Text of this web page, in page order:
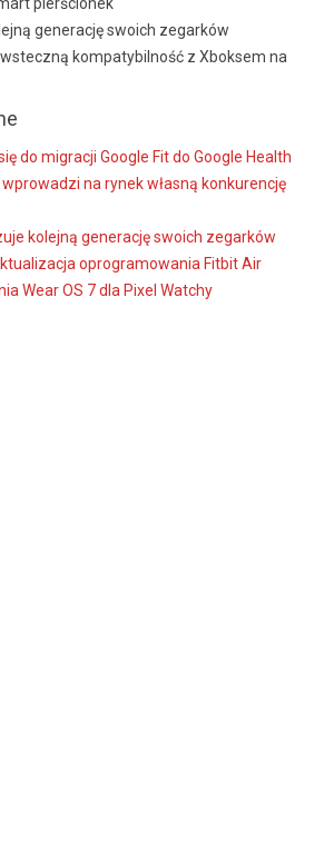
generację swoich zegarków
kompatybilność z Xboksem na
do migracji Google Fit do Google Health
na rynek własną konkurencję
kolejną generację swoich zegarków
oprogramowania Fitbit Air
Wear OS 7 dla Pixel Watchy